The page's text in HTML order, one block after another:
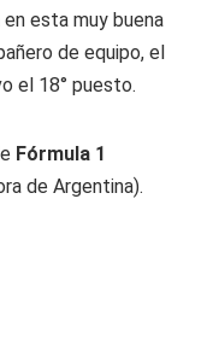
en esta muy buena
de equipo, el
el 18° puesto.
Fórmula 1
de Argentina).